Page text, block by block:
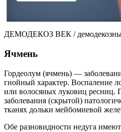
ДЕМОДЕКОЗ ВЕК / демодекозный
Ячмень
Гордеолум (ячмень) —
гнойный характер. Воспаление
или волосяных луковиц ресниц.
заболевания (скрытой)
тканях дольки мейбомиевой
Обе разновидности недуга